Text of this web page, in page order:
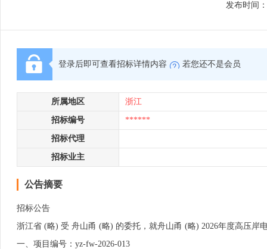
发布时间：
登录后即可查看招标详情内容 若您还不是会员
所属地区 浙江
招标编号 ******
招标代理
招标业主
公告摘要
招标公告
浙江省 (略) 受 舟山甬 (略) 的委托，就舟山甬 (略) 2026年度高压
一、项目编号：yz-fw-2026-013